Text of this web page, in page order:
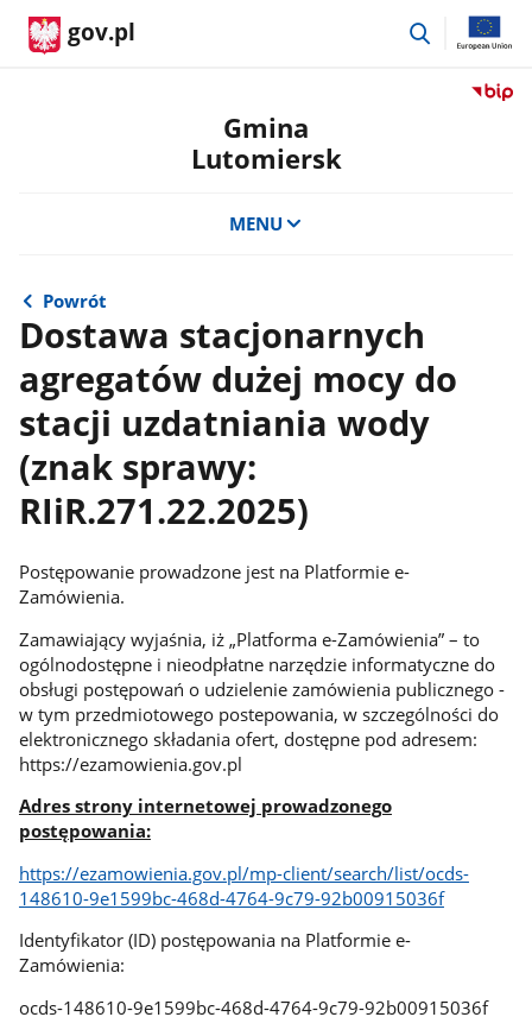
gov.pl
przejdź
Przejdź
Gmina
Lutomiersk
MENU
Powrót
Dostawa stacjonarnych
agregatów dużej mocy do
stacji uzdatniania wody
(znak sprawy:
RIiR.271.22.2025)
Postępowanie prowadzone jest na Platformie e-
Zamówienia.
Zamawiający wyjaśnia, iż „Platforma e-Zamówienia” – to
ogólnodostępne i nieodpłatne narzędzie informatyczne do
obsługi postępowań o udzielenie zamówienia publicznego -
w tym przedmiotowego postepowania, w szczególności do
elektronicznego składania ofert, dostępne pod adresem:
https://ezamowienia.gov.pl
Adres strony internetowej prowadzonego
postępowania:
https://ezamowienia.gov.pl/mp-client/search/list/ocds-
148610-9e1599bc-468d-4764-9c79-92b00915036f
Identyfikator (ID) postępowania na Platformie e-
Zamówienia:
ocds-148610-9e1599bc-468d-4764-9c79-92b00915036f